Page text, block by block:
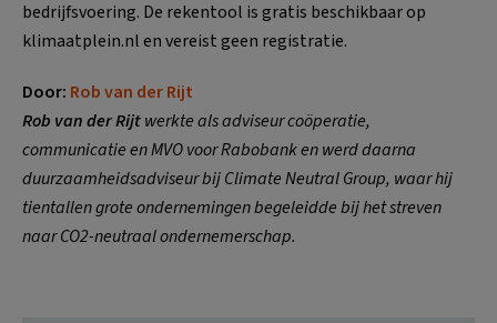
bedrijfsvoering. De rekentool is gratis beschikbaar op
klimaatplein.nl en vereist geen registratie.
Door: Rob van der Rijt
Rob van der Rijtwerkte als adviseur coöperatie,
communicatie en MVO voor Rabobank en werd daarna
duurzaamheidsadviseur bij Climate Neutral Group, waar hij
tientallen grote ondernemingen begeleidde bij het streven
naar CO2-neutraal ondernemerschap.